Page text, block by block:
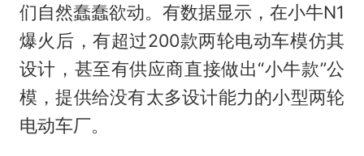
们自然蠢蠢欲动。有数据显示，在小牛N1
爆火后，有超过200款两轮电动车模仿其
设计，甚至有供应商直接做出“小牛款”公
模，提供给没有太多设计能力的小型两轮
电动车厂。